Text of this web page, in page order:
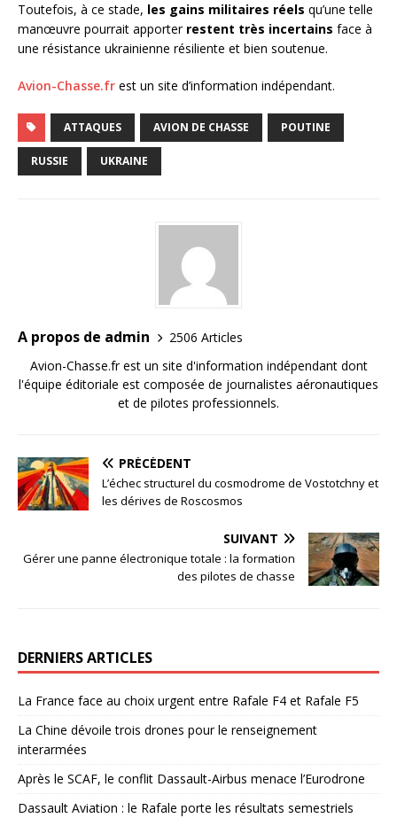
Toutefois, à ce stade, les gains militaires réels qu’une telle
manœuvre pourrait apporter restent très incertains face à
une résistance ukrainienne résiliente et bien soutenue.
Avion-Chasse.fr est un site d’information indépendant.
ATTAQUES AVION DE CHASSE POUTINE
RUSSIE UKRAINE
A propos de admin
2506 Articles
Avion-Chasse.fr est un site d'information indépendant dont
l'équipe éditoriale est composée de journalistes aéronautiques
et de pilotes professionnels.
PRÉCÉDENT
L’échec structurel du cosmodrome de Vostotchny et
les dérives de Roscosmos
SUIVANT
Gérer une panne électronique totale : la formation
des pilotes de chasse
DERNIERS ARTICLES
La France face au choix urgent entre Rafale F4 et Rafale F5
La Chine dévoile trois drones pour le renseignement
interarmées
Après le SCAF, le conflit Dassault-Airbus menace l’Eurodrone
Dassault Aviation : le Rafale porte les résultats semestriels